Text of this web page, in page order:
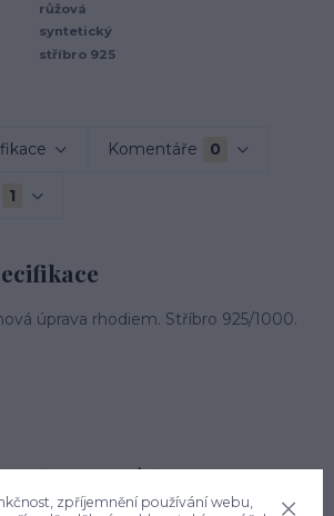
růžová
syntetický
stříbro 925
Komentáře 0
1
úprava rhodiem. Stříbro 925/1000.
v kategoriích
zpříjemnění používání webu,